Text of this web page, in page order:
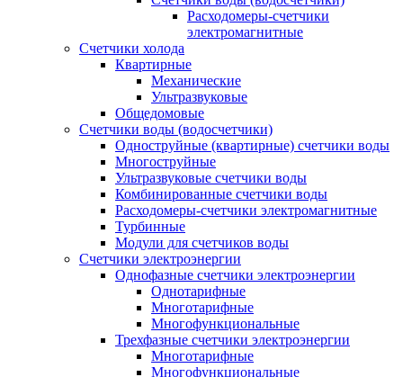
Расходомеры-счетчики
электромагнитные
Счетчики холода
Квартирные
Механические
Ультразвуковые
Общедомовые
Счетчики воды (водосчетчики)
Одноструйные (квартирные) счетчики воды
Многоструйные
Ультразвуковые счетчики воды
Комбинированные счетчики воды
Расходомеры-счетчики электромагнитные
Турбинные
Модули для счетчиков воды
Счетчики электроэнергии
Однофазные счетчики электроэнергии
Однотарифные
Многотарифные
Многофункциональные
Трехфазные счетчики электроэнергии
Многотарифные
Многофункциональные